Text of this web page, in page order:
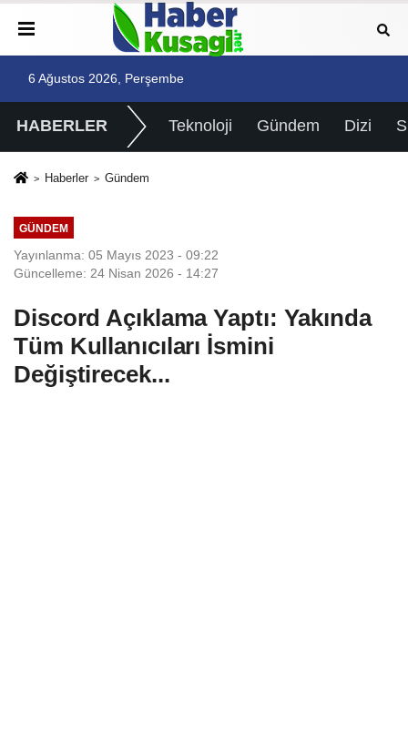
6 Ağustos 2026, Perşembe
HABERLER Teknoloji Gündem Dizi
Haberler Gündem
GÜNDEM
Yayınlanma: 05 Mayıs 2023 - 09:22
Güncelleme: 24 Nisan 2026 - 14:27
Discord Açıklama Yaptı: Yakında
Tüm Kullanıcıları İsmini
Değiştirecek...